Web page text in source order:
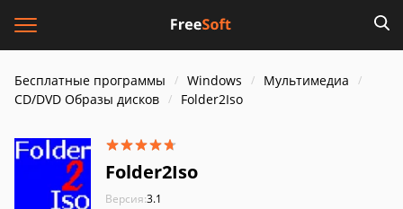
Бесплатные программы Windows
Мультимедиа
CD/DVD Образы дисков
Folder2Iso
Folder2Iso
Версия:3.1